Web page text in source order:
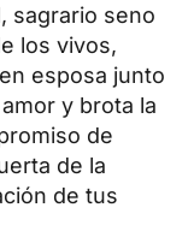
sagrario seno
los vivos,
esposa junto
y brota la
de
de la
de tus